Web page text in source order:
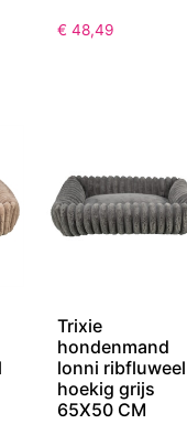
€ 48,49
Trixie
hondenmand
lonni ribfluweel
hoekig grijs
65X50 CM